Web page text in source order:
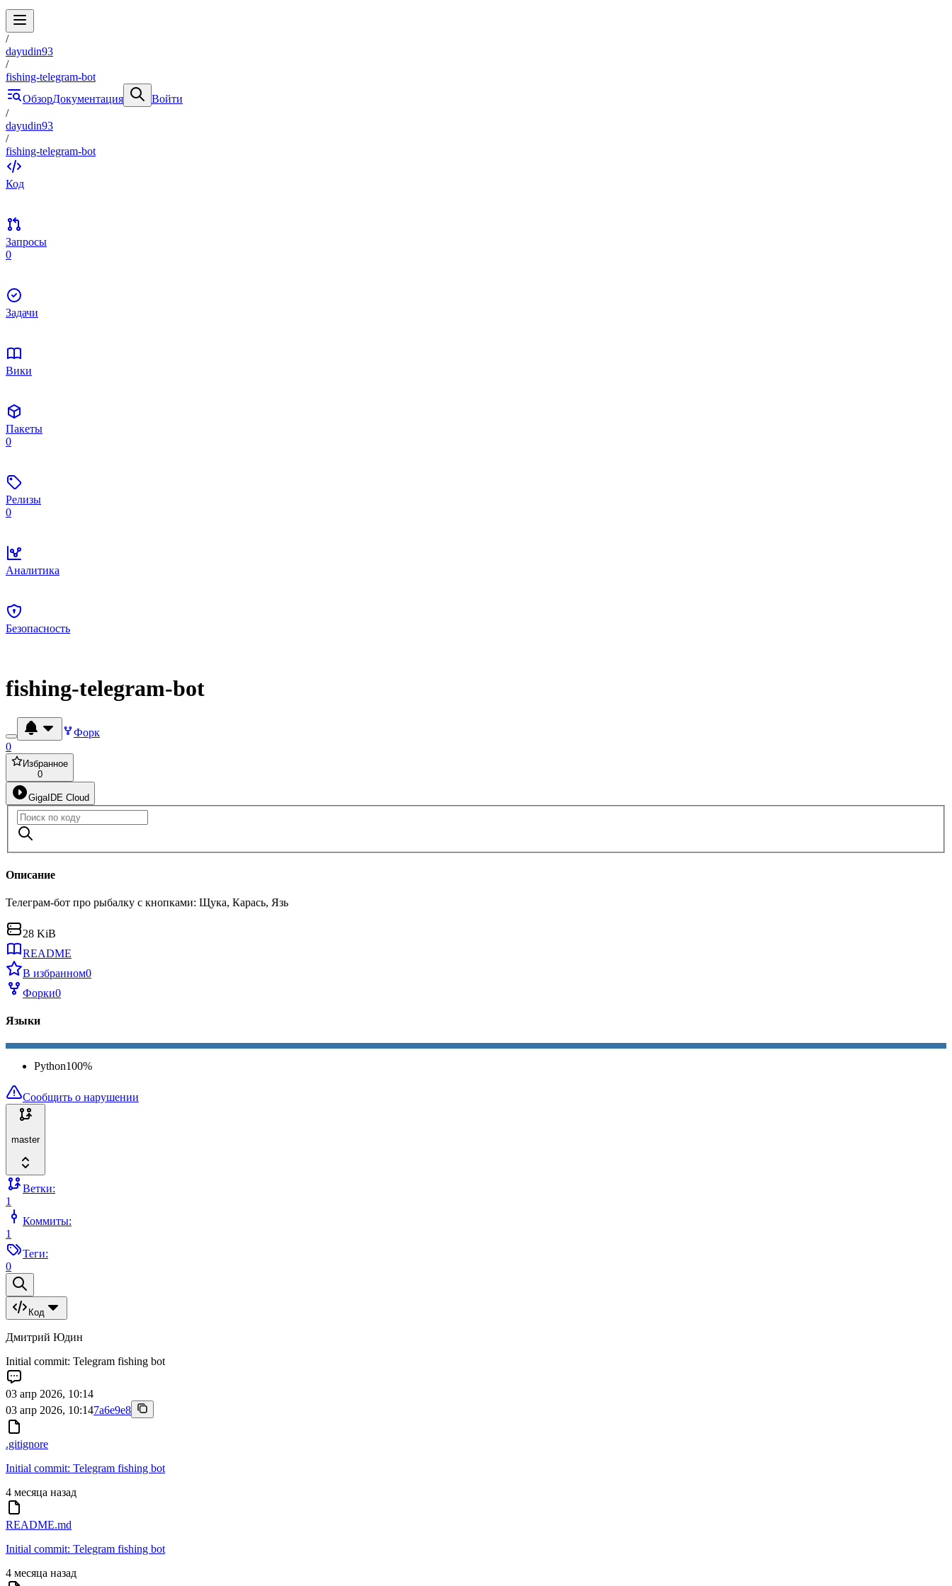
/
dayudin93
/
fishing-telegram-bot
ОбзорДокументация
Войти
/
dayudin93
/
fishing-telegram-bot
Код
Запросы
0
Задачи
Вики
Пакеты
0
Релизы
0
Аналитика
Безопасность
fishing-telegram-bot
Форк
0
Избранное
0
GigaIDE Cloud
Описание
Телеграм-бот про рыбалку с кнопками: Щука, Карась, Язь
28 KiB
README
В избранном0
Форки0
Языки
Python100%
Сообщить о нарушении
master
Ветки:
1
Коммиты:
1
Теги:
0
Код
Дмитрий Юдин
Initial commit: Telegram fishing bot
03 апр 2026, 10:14
03 апр 2026, 10:147a6e9e8
.gitignore
Initial commit: Telegram fishing bot
4 месяца назад
README.md
Initial commit: Telegram fishing bot
4 месяца назад